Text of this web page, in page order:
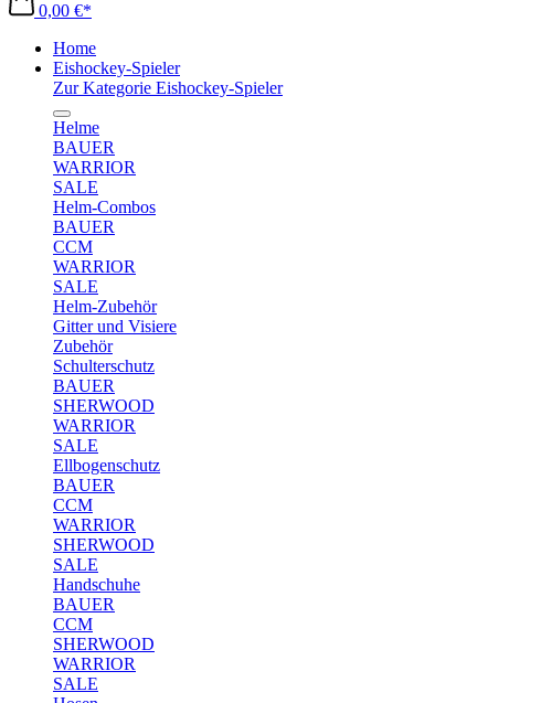
0,00 €*
Home
Eishockey-Spieler
Zur Kategorie Eishockey-Spieler
Helme
BAUER
WARRIOR
SALE
Helm-Combos
BAUER
CCM
WARRIOR
SALE
Helm-Zubehör
Gitter und Visiere
Zubehör
Schulterschutz
BAUER
SHERWOOD
WARRIOR
SALE
Ellbogenschutz
BAUER
CCM
WARRIOR
SHERWOOD
SALE
Handschuhe
BAUER
CCM
SHERWOOD
WARRIOR
SALE